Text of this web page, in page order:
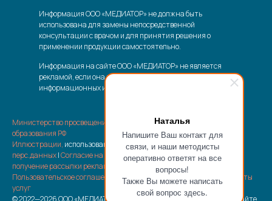
Наталья
Напишите Ваш контакт для
связи, и наши методисты
оперативно ответят на все
вопросы!
Также Вы можете написать
свой вопрос здесь.
Информация на сайте ООО «МЕДИАТОР» не является
рекламой, если она носит характер справочно-
информационных или аналитических материалов.
Информация ООО «МЕДИАТОР» не должна быть
использована для замены непосредственной
консультации с врачом и для принятия решения о
применении продукции самостоятельно.
Министерство просвещения РФ
Министерство науки и высшего
образования РФ
Иллюстрации, использованные на сайте | Политика обработки
перс.данных|Согласие на обработку перс.данных|Согласие на
получение рассылки рекламно-информационных материалов
Пользовательское соглашение
Отписка от рассылки
Возврат оплаты
услуг
© 2022—2026 ООО «МЕДИАТОР» Все материалы, размещенные на сайте,